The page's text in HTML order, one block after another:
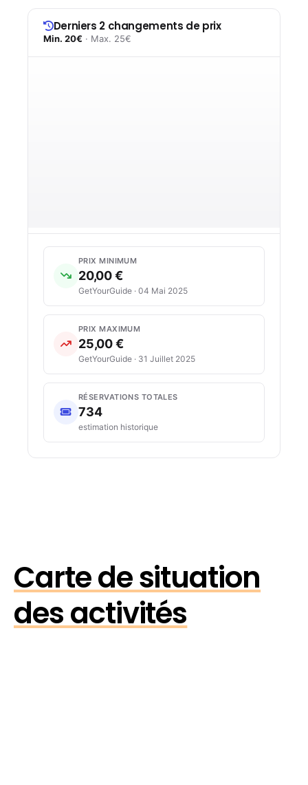
Derniers 2 changements de prix
Min. 20€ · Max. 25€
PRIX MINIMUM
20,00 €
GetYourGuide · 04 Mai 2025
PRIX MAXIMUM
25,00 €
GetYourGuide · 31 Juillet 2025
RÉSERVATIONS TOTALES
734
estimation historique
Carte de situation
des activités